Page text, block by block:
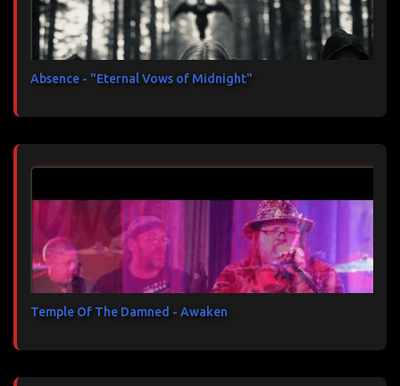
Absence - "Eternal Vows of Midnight"
Temple Of The Damned - Awaken